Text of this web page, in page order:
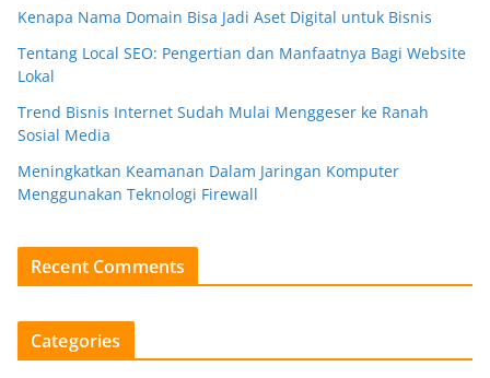
Kenapa Nama Domain Bisa Jadi Aset Digital untuk Bisnis
Tentang Local SEO: Pengertian dan Manfaatnya Bagi Website
Lokal
Trend Bisnis Internet Sudah Mulai Menggeser ke Ranah
Sosial Media
Meningkatkan Keamanan Dalam Jaringan Komputer
Menggunakan Teknologi Firewall
Recent Comments
Categories